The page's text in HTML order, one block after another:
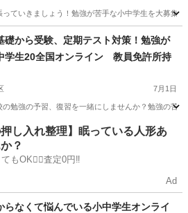
っていきましょう！勉強が苦手な小中学生を大
師 正月
礎から受験、定期テスト対策！勉強が
学生20全国オンライン 教員免許所持
7月1日
の勉強の予習、復習を一緒にしませんか？勉強の
小学生
押し入れ整理】眠っている人形あ
？
もOK🙆‍♀️査定0円‼️
Ad
らなくて悩んでいる小中学生オンライ